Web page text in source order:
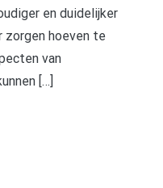
en duidelijker
zorgen hoeven te
van
[…]